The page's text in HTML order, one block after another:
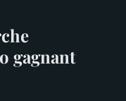
gagnant